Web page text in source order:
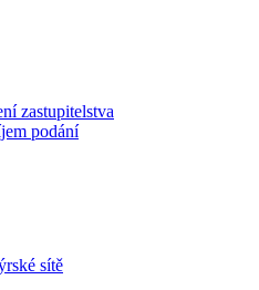
zastupitelstva
podání
sítě